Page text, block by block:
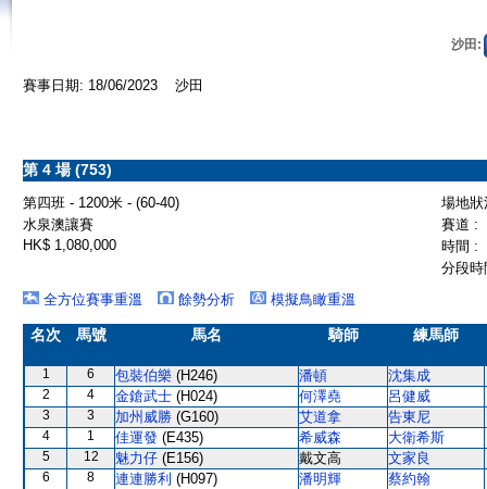
沙田:
賽事日期: 18/06/2023 沙田
第 4 場 (753)
第四班 - 1200米 - (60-40)
場地
水泉澳讓賽
賽道 :
HK$ 1,080,000
時間 :
分段
全方位賽事重溫
餘勢分析 模擬鳥瞰重溫
名次 馬號 馬名 騎師 練馬師
1 6 包裝伯樂 (H246) 潘頓 沈集成
2 4 金鎗武士 (H024) 何澤堯 呂健威
3 3 加州威勝 (G160) 艾道拿 告東尼
4 1 佳運發 (E435) 希威森 大衛希斯
5 12 魅力仔 (E156) 戴文高 文家良
6 8 連連勝利 (H097) 潘明輝 蔡約翰